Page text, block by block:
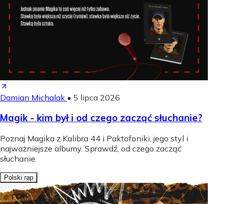
Damian Michalak • 5 lipca 2026
Magik - kim był i od czego zacząć słuchanie?
Poznaj Magika z Kalibra 44 i Paktofoniki, jego styl i
najważniejsze albumy. Sprawdź, od czego zacząć
słuchanie.
Polski rap